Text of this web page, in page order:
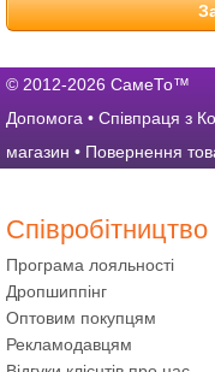
© 2012-2026 СамеТо™
Допомога • Співпраця з
магазин • Повернення
Програма лояльності
Дропшиппінг
Оптовим покупцям
Рекламодавцям